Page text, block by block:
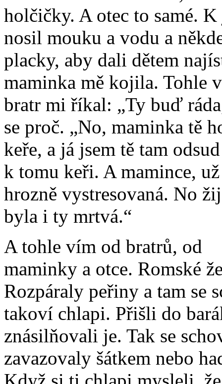
holčičky. A otec to samé.
nosil mouku a vodu a
placky, aby dali dětem
maminka mě kojila. Tohle
bratr mi říkal: „Ty buď
se proč. „No, maminka tě
keře, a já jsem tě tam
k tomu keři. A mamince,
hrozně vystresovaná. No
byla i ty mrtvá.“
A tohle vím od bratrů, od
maminky a otce. Romské
Rozpáraly peřiny a tam se
takoví chlapi. Přišli do
znásilňovali je. Tak se
zavazovaly šátkem nebo